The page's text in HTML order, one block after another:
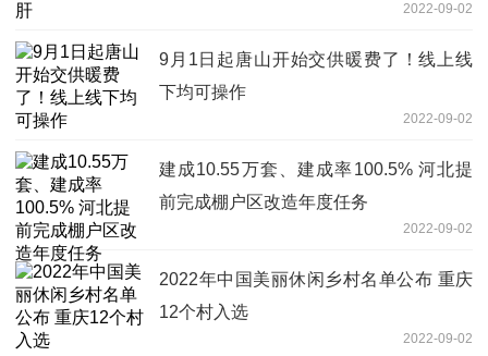
2022-09-02
9月1日起唐山开始交供暖费了！线上线
下均可操作
2022-09-02
建成10.55万套、建成率100.5% 河北提
前完成棚户区改造年度任务
2022-09-02
2022年中国美丽休闲乡村名单公布 重庆
12个村入选
2022-09-02